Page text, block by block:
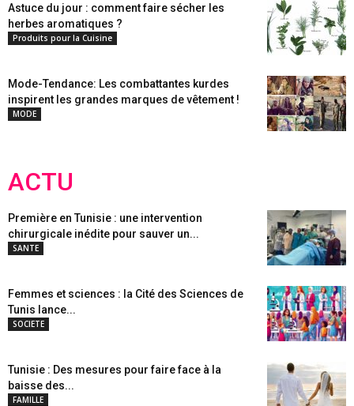
Astuce du jour : comment faire sécher les
herbes aromatiques ?
Produits pour la Cuisine
Mode-Tendance: Les combattantes kurdes
inspirent les grandes marques de vêtement !
MODE
ACTU
Première en Tunisie : une intervention
chirurgicale inédite pour sauver un...
SANTE
Femmes et sciences : la Cité des Sciences de
Tunis lance...
SOCIETE
Tunisie : Des mesures pour faire face à la
baisse des...
FAMILLE